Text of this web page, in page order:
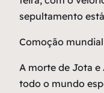
sepultamento
Comoção mundial
A morte de Jota e
todo o mundo